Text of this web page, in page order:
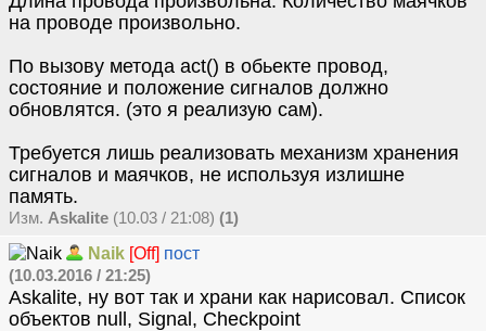
на проводе произвольно.
По вызову метода act() в обьекте провод,
состояние и положение сигналов должно
обновлятся. (это я реализую сам).
Требуется лишь реализовать механизм хранения
сигналов и маячков, не используя излишне
память.
Изм. Askalite (10.03 / 21:08) (1)
Naik [Off] пост
(10.03.2016 / 21:25)
Askalite, ну вот так и храни как нарисовал. Список
объектов null, Signal, Checkpoint